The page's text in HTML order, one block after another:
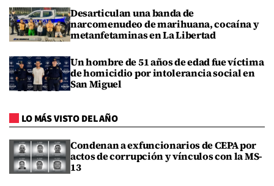
Desarticulan una banda de
narcomenudeo de marihuana, cocaína y
metanfetaminas en La Libertad
Un hombre de 51 años de edad fue víctima
de homicidio por intolerancia social en
San Miguel
LO MÁS VISTO DEL AÑO
Condenan a exfuncionarios de CEPA por
actos de corrupción y vínculos con la MS-
13